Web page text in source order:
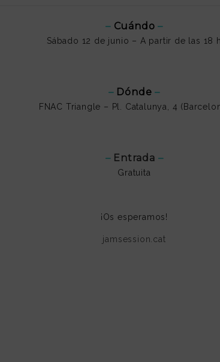
–Cuándo –
Sábado 12 de junio – A partir de las 18 h
–Dónde –
FNAC Triangle – Pl. Catalunya, 4
–Entrada –
Gratuita
¡Os esperamos!
jamsession.cat